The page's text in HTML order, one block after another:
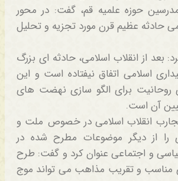
حوزه علمیه قم، گفت: در محور
حادثه عظیم قرن مورد تجزیه و تحلیل
بعد از انقلاب اسلامی، حادثه ای بزرگ
اسلامی اتفاق نیفتاده است و این
روحانیت برای الگو سازی نهضت های
آن است.
انقلاب اسلامی در خصوص ملت و
را از دیگر موضوعات مطرح شده در
و اجتماعی عنوان کرد و گفت: طرح
مناسب و تقریب مذاهب می تواند موج